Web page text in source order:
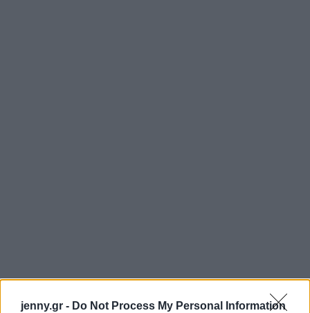
jenny.gr - Do Not Process My Personal Information